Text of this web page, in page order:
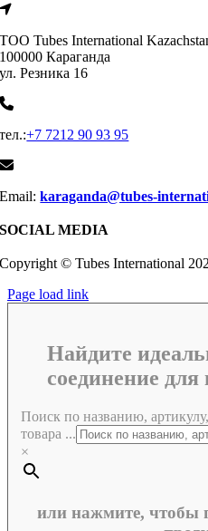
ТОО Tubes International
100000 Караганда
ул. Резника 16
тел.:+7 7212 90 93 95
Email:karaganda@tubes-
SOCIAL MEDIA
Copyright © Tubes International
Page load link
Найдите
соединение
Поиск по названию,
товара ...
×
или нажмите, чтобы